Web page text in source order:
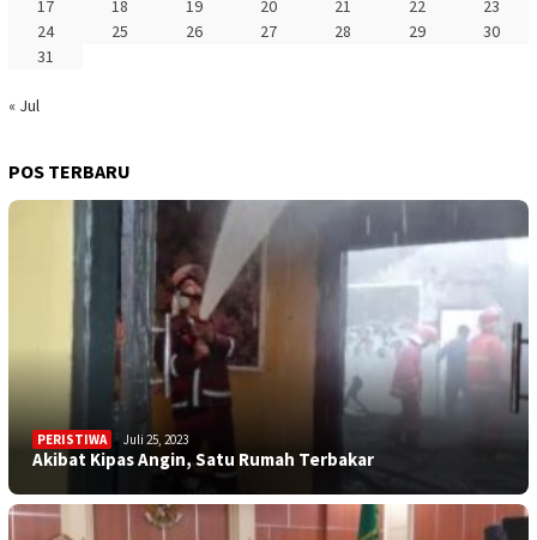
17
18 19 20 21 22
23
24
25 26 27 28 29
30
31
« Jul
POS TERBARU
PERISTIWA Juli 25, 2023
Akibat Kipas Angin, Satu Rumah Terbakar